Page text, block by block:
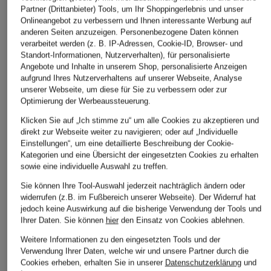
Herrlicher
Boyfriend Jeans
CHF 90
Ursprünglich:CHF 159
GOOD AMERICAN
Straight Jeans GOOD
ANKLE
CHF 119
Ursprünglich: CHF 209
LIU JO
CHF 129
Ursprünglich:
Partner (Drittanbieter) Tools, um Ihr Shoppingerlebnis und unser
Onlineangebot zu verbessern und Ihnen interessante Werbung auf
anderen Seiten anzuzeigen. Personenbezogene Daten können
verarbeitet werden (z. B. IP-Adressen, Cookie-ID, Browser- und
Standort-Informationen, Nutzerverhalten), für personalisierte
Angebote und Inhalte in unserem Shop, personalisierte Anzeigen
aufgrund Ihres Nutzerverhaltens auf unserer Webseite, Analyse
unserer Webseite, um diese für Sie zu verbessern oder zur
Optimierung der Werbeaussteuerung.
Klicken Sie auf „Ich stimme zu“ um alle Cookies zu akzeptieren und
direkt zur Webseite weiter zu navigieren; oder auf „Individuelle
Einstellungen“, um eine detaillierte Beschreibung der Cookie-
Kategorien und eine Übersicht der eingesetzten Cookies zu erhalten
sowie eine individuelle Auswahl zu treffen.
Sie können Ihre Tool-Auswahl jederzeit nachträglich ändern oder
widerrufen (z.B. im Fußbereich unserer Webseite). Der Widerruf hat
jedoch keine Auswirkung auf die bisherige Verwendung der Tools und
Ihrer Daten. Sie können hierden Einsatz von Cookies ablehnen.
Weitere Informationen zu den eingesetzten Tools und der
Verwendung Ihrer Daten, welche wir und unsere Partner durch die
Cookies erheben, erhalten Sie in unserer Datenschutzerklärungund